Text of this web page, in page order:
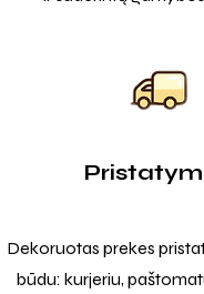
Dekoruotas prekes
būdu: kurjeriu,